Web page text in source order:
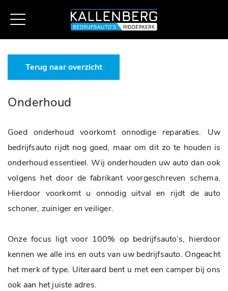
Terug naar overzicht
Onderhoud
Goed onderhoud voorkomt onnodige reparaties. Uw
bedrijfsauto rijdt nog goed, maar om dit zo te houden is
onderhoud essentieel. Wij onderhouden uw auto dan ook
volgens het door de fabrikant voorgeschreven schema.
Hierdoor voorkomt u onnodig uitval en rijdt de auto
schoner, zuiniger en veiliger.
Onze focus ligt voor 100% op bedrijfsauto’s, hierdoor
kennen we alle ins en outs van uw bedrijfsauto. Ongeacht
het merk of type. Uiteraard bent u met een camper bij ons
ook aan het juiste adres.